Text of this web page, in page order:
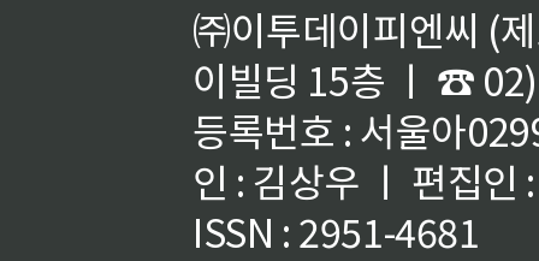
㈜이투데이피엔씨 (
이빌딩 15층 ㅣ ☎
등록번호 : 서울아
인 : 김상우 ㅣ 편집인
ISSN : 2951-4681